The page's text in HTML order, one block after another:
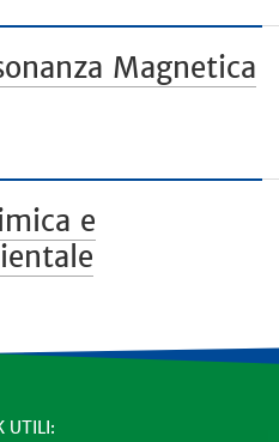
Magnetica
e
UTILI